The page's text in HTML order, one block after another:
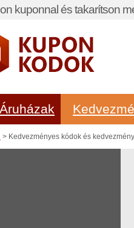
kuponnal és takarítson
Áruházak
> Kedvezményes kódok és